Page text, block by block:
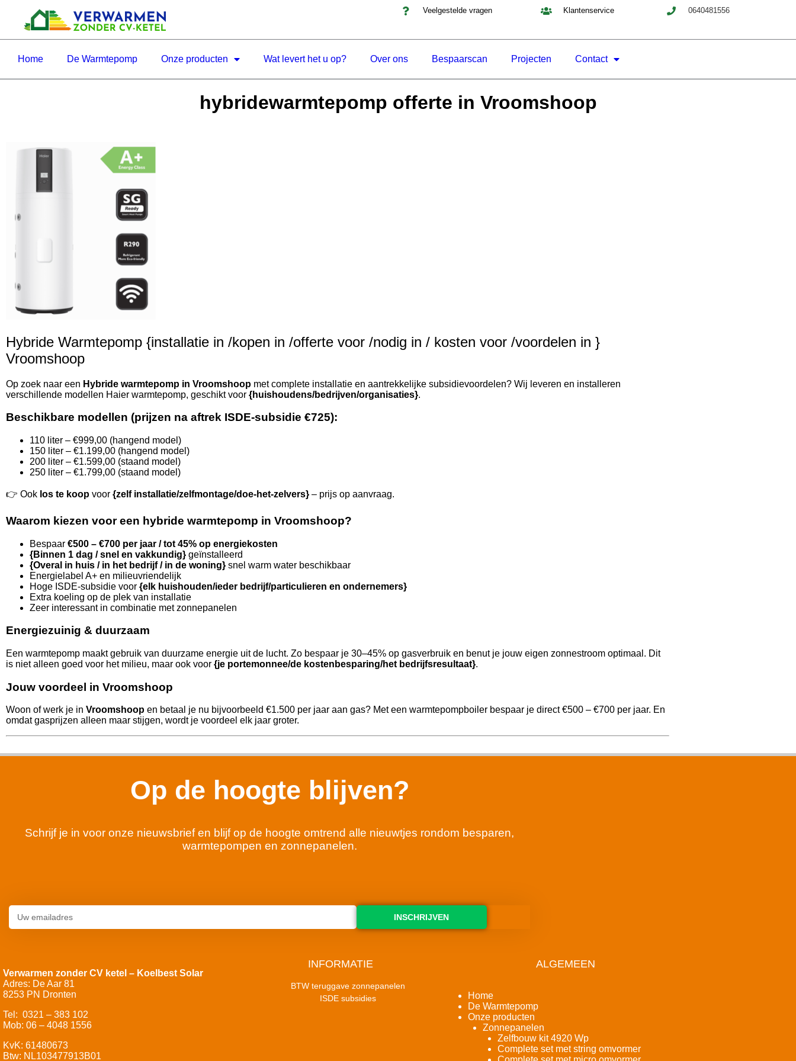
Veelgestelde vragen Klantenservice 0640481556
Home De Warmtepomp Onze producten Wat levert het u op? Over ons Bespaarscan Projecten Contact
hybridewarmtepomp offerte in Vroomshoop
Hybride Warmtepomp {installatie in /kopen in /offerte voor /nodig in / kosten voor /voordelen in }
Vroomshoop
Op zoek naar een Hybride warmtepomp in Vroomshoop met complete installatie en aantrekkelijke subsidievoordelen? Wij leveren en installeren
verschillende modellen Haier warmtepomp, geschikt voor {huishoudens/bedrijven/organisaties}.
Beschikbare modellen (prijzen na aftrek ISDE-subsidie €725):
110 liter – €999,00 (hangend model)
150 liter – €1.199,00 (hangend model)
200 liter – €1.599,00 (staand model)
250 liter – €1.799,00 (staand model)
👉 Ook los te koop voor {zelf installatie/zelfmontage/doe-het-zelvers} – prijs op aanvraag.
Waarom kiezen voor een hybride warmtepomp in Vroomshoop?
Bespaar €500 – €700 per jaar / tot 45% op energiekosten
{Binnen 1 dag / snel en vakkundig} geïnstalleerd
{Overal in huis / in het bedrijf / in de woning} snel warm water beschikbaar
Energielabel A+ en milieuvriendelijk
Hoge ISDE-subsidie voor {elk huishouden/ieder bedrijf/particulieren en ondernemers}
Extra koeling op de plek van installatie
Zeer interessant in combinatie met zonnepanelen
Energiezuinig & duurzaam
Een warmtepomp maakt gebruik van duurzame energie uit de lucht. Zo bespaar je 30–45% op gasverbruik en benut je jouw eigen zonnestroom optimaal. Dit
is niet alleen goed voor het milieu, maar ook voor {je portemonnee/de kostenbesparing/het bedrijfsresultaat}.
Jouw voordeel in Vroomshoop
Woon of werk je in Vroomshoop en betaal je nu bijvoorbeeld €1.500 per jaar aan gas? Met een warmtepompboiler bespaar je direct €500 – €700 per jaar. En
omdat gasprijzen alleen maar stijgen, wordt je voordeel elk jaar groter.
Op de hoogte blijven?
Schrijf je in voor onze nieuwsbrief en blijf op de hoogte omtrend alle nieuwtjes rondom besparen,
warmtepompen en zonnepanelen.
INSCHRIJVEN
Verwarmen zonder CV ketel – Koelbest Solar
Adres: De Aar 81
8253 PN Dronten
Tel: 0321 – 383 102
Mob: 06 – 4048 1556
KvK: 61480673
Btw: NL103477913B01
INFORMATIE
BTW teruggave zonnepanelen
ISDE subsidies
ALGEMEEN
Home
De Warmtepomp
Onze producten
Zonnepanelen
Zelfbouw kit 4920 Wp
Complete set met string omvormer